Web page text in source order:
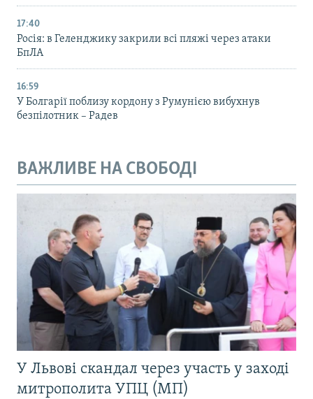
17:40
Росія: в Геленджику закрили всі пляжі через атаки
БпЛА
16:59
У Болгарії поблизу кордону з Румунією вибухнув
безпілотник – Радев
ВАЖЛИВЕ НА СВОБОДІ
У Львові скандал через участь у заході
митрополита УПЦ (МП)